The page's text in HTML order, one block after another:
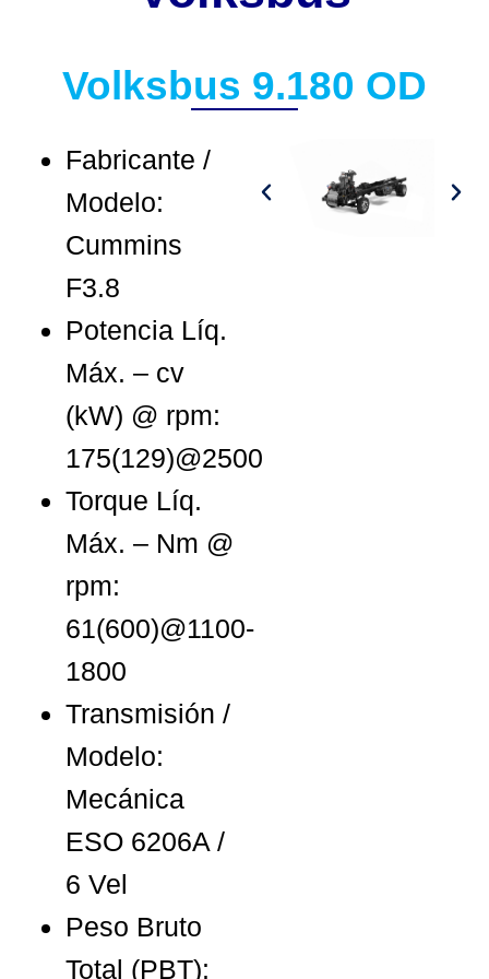
Volksbus 9.180 OD
Fabricante /
Modelo:
Cummins
F3.8
Potencia Líq.
Máx. – cv
(kW) @ rpm:
175(129)@2500
Torque Líq.
Máx. – Nm @
rpm:
61(600)@1100-
1800
Transmisión /
Modelo:
Mecánica
ESO 6206A /
6 Vel
Peso Bruto
Total (PBT):